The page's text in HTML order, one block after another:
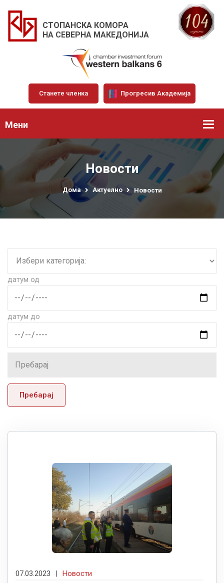
СТОПАНСКА КОМОРА
НА СЕВЕРНА МАКЕДОНИЈА
Станете членка Прогресив Академија
Мени
Новости
Дома Актуелно Новости
датум од
датум до
Пребарај
07.03.2023 | Новости